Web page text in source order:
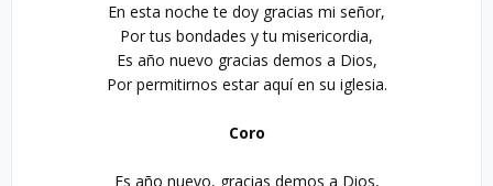
En esta noche te doy gracias mi señor,
Por tus bondades y tu misericordia,
Es año nuevo gracias demos a Dios,
Por permitirnos estar aquí en su iglesia.
Coro
Es año nuevo, gracias demos a Dios,